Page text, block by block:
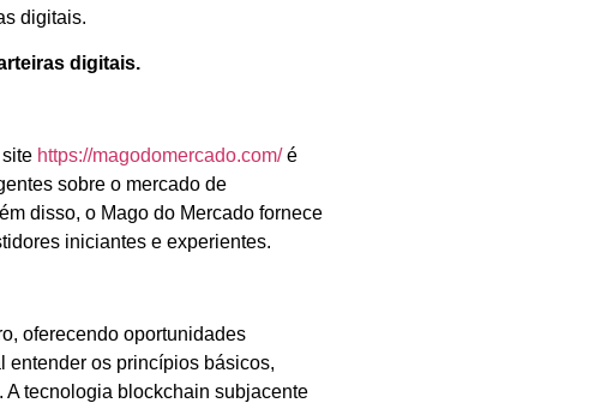
digitais.
digitais.
https://magodomercado.com/é
sobre o mercado de
disso, o Mago do Mercado fornece
iniciantes e experientes.
oferecendo oportunidades
entender os princípios básicos,
tecnologia blockchain subjacente